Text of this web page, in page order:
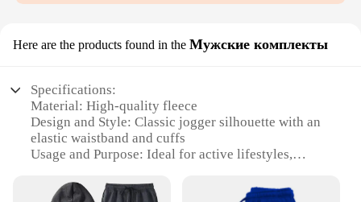
Here are the products found in the Мужские комплекты
Specifications:
Material: High-quality fleece
Design and Style: Classic jogger silhouette with an
elastic waistband and cuffs
Usage and Purpose: Ideal for active lifestyles,
Typical Adaptive Scenario: Suitable for various